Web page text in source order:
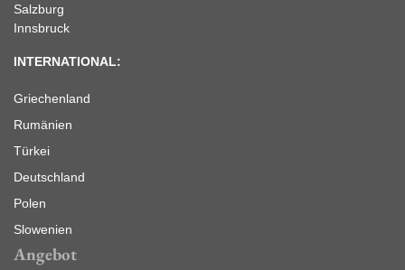
Salzburg
Innsbruck
INTERNATIONAL:
Griechenland
Rumänien
Türkei
Deutschland
Polen
Slowenien
Angebot